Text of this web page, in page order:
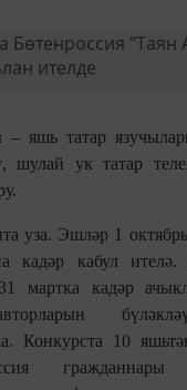
яшь татар
шулай ук татар
уза. Эшләр 1
кадәр кабул
мартка кадәр
Конкурста 10